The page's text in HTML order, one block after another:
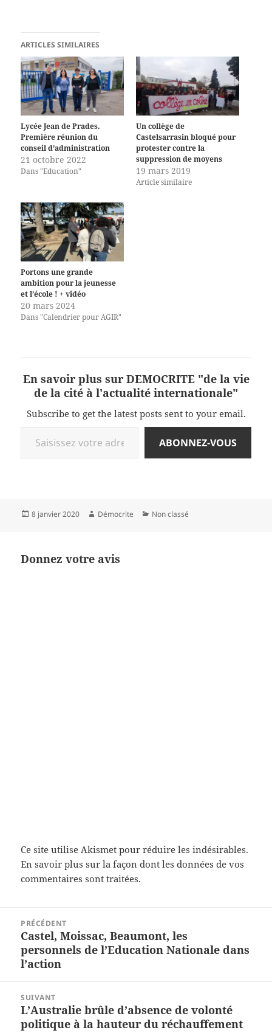
ARTICLES SIMILAIRES
Lycée Jean de Prades.
Première réunion du
conseil d’administration
21 octobre 2022
Dans "Education"
Un collège de
Castelsarrasin bloqué pour
protester contre la
suppression de moyens
19 mars 2019
Article similaire
Portons une grande
ambition pour la jeunesse
et l’école ! + vidéo
20 mars 2024
Dans "Calendrier pour AGIR"
En savoir plus sur DEMOCRITE "de la vie
de la cité à l'actualité internationale"
Subscribe to get the latest posts sent to your email.
Saisissez votre adresse e-mail…
ABONNEZ-VOUS
Publié
8 janvier 2020 Auteur
Démocrite Catégories
Non classé
Donnez votre avis
Ce site utilise Akismet pour réduire les indésirables.
En savoir plus sur la façon dont les données de vos
commentaires sont traitées.
l’article
PRÉCÉDENT
Article
précédent :
Castel, Moissac, Beaumont, les
personnels de l’Education Nationale dans
l’action
SUIVANT
Article
suivant :
L’Australie brûle d’absence de volonté
politique à la hauteur du réchauffement